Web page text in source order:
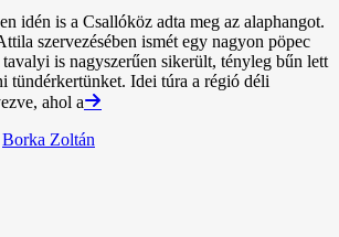
idén is a Csallóköz adta meg az alaphangot.
szervezésében ismét egy nagyon pöpec
is nagyszerűen sikerült, tényleg bűn lett
tündérkertünket. Idei túra a régió déli
ahol a
Borka Zoltán